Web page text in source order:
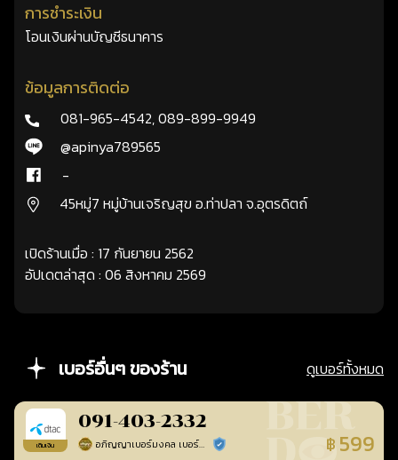
การชำระเงิน
โอนเงินผ่านบัญชีธนาคาร
ข้อมูลการติดต่อ
081-965-4542,089-899-9949
@apinya789565
-
45หมู่7 หมู่บ้านเจริญสุข อ.ท่าปลา จ.อุตรดิตถ์
เปิดร้านเมื่อ : 17 กันยายน 2562
อัปเดตล่าสุด : 06 สิงหาคม 2569
เบอร์อื่นๆ ของร้าน ดูเบอร์ทั้งหมด
เติมเงิน
091-403-2332
อภิญญาเบอร์มงคล เบอร์สวยเลขศาสตร์ ร้านยืนยันแล้ว ฿ 599